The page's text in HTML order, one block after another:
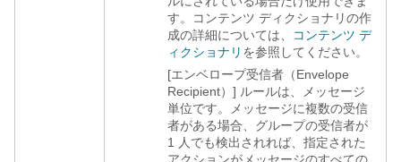
す。コンテンツ ディクショナリの作
成の詳細については、
コンテンツ デ
ィクショナリ を参照してください。
[エンベロープ受信者（Envelope
Recipient）] ルールは、メッセージ
単位です。メッセージに複数の受信
者がある場合、グループの受信者が
1 人でも検出されれば、指定された